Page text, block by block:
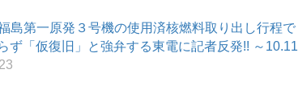
島第一原発３号機の使用済核燃料取り出し行程で
ず「仮復旧」と強弁する東電に記者反発!! ～10.11